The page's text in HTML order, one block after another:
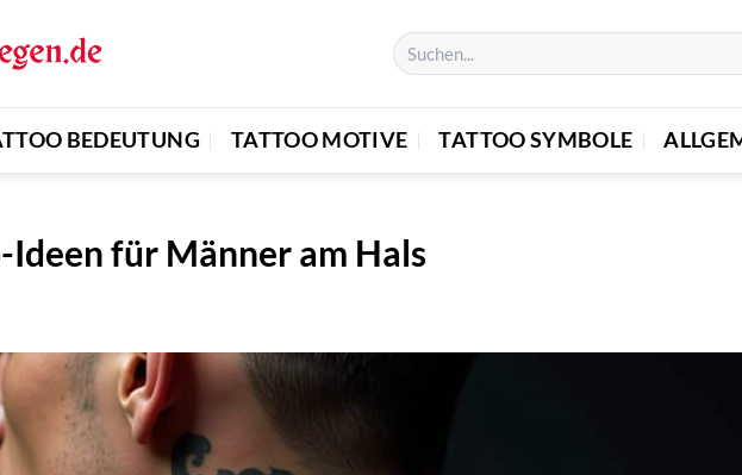
BEDEUTUNG TATTOO MOTIVE TATTOO SYMBOLE
Ideen für Männer am Hals